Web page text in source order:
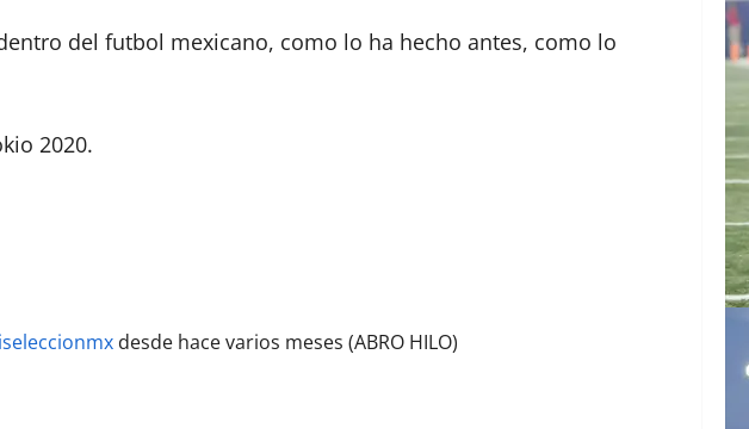
del futbol mexicano, como lo ha hecho antes, como lo
2020.
desde hace varios meses (ABRO HILO)